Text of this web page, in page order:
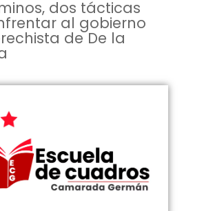
dos tácticas
al gobierno
de De la